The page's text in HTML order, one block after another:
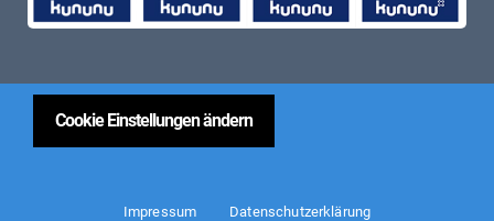
Cookie Einstellungen ändern
Impressum Datenschutzerklärung